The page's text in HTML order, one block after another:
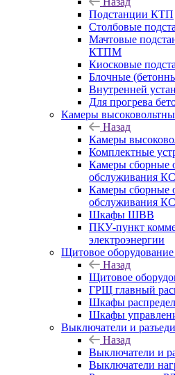
Подстанции КТП
Столбовые
Мачтовые
КТПМ
Киосковые
Блочные
Внутренней
Для прогрева
Камеры
Назад
Камеры
Комплектные
Камеры сборные
обслуживания
Камеры сборные
обслуживания
Шкафы ШВВ
ПКУ-пункт
электроэнергии
Щитовое
Назад
Щитовое
ГРЩ главный
Шкафы
Шкафы
Выключатели и
Назад
Выключатели и
Выключатели